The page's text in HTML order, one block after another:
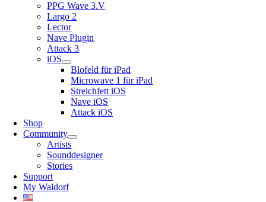
PPG Wave 3.V
Largo 2
Lector
Nave Plugin
Attack 3
iOS
Blofeld für iPad
Microwave 1 für iPad
Streichfett iOS
Nave iOS
Attack iOS
Shop
Community
Artists
Sounddesigner
Stories
Support
My Waldorf